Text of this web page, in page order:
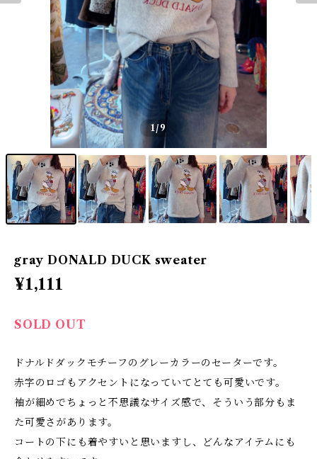
1/9
gray DONALD DUCK sweater
¥1,111
SOLD OUT
ドナルドダックモチーフのグレーカラーのセーターです。
赤字のロゴもアクセントになっていてとても可愛いです。
袖が細めでちょっと不思議なサイズ感で、そういう部分もま
た可愛さがあります。
コートの下にも着やすいと思いますし、どんなアイテムにも